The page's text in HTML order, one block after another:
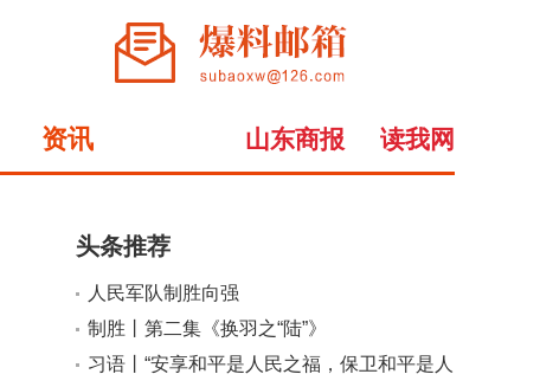
资讯 读我网
山东商报
大
头条推荐
人民军队制胜向强
制胜丨第二集《换羽之“陆”》
习语丨“安享和平是人民之福，保卫和平是人